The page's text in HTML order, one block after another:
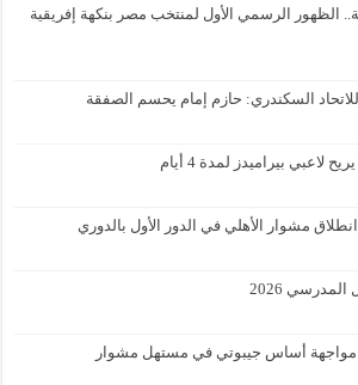
الظهور الرسمي الأول لمنتخب مصر بنكهة إفريقية
السكندري: حازم إمام يحسم الصفقة
لاعبي بيراميدز لمدة 4 أيام
مشوار الأهلي في الدور الأول بالدوري
2026
مواجهة أساس جيبوتي في مستهل مشوار